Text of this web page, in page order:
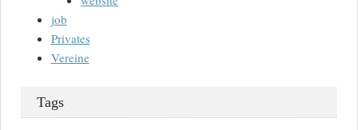
job
Privates
Vereine
Tags